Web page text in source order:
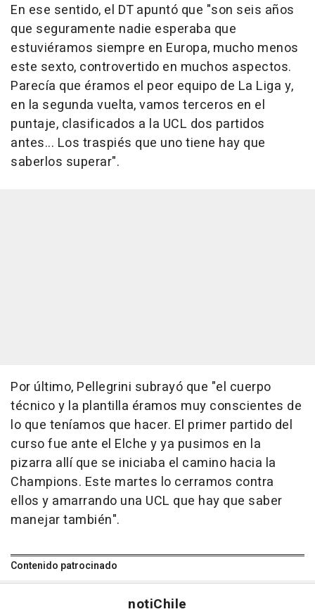
En ese sentido, el DT apuntó que "son seis años
que seguramente nadie esperaba que
estuviéramos siempre en Europa, mucho menos
este sexto, controvertido en muchos aspectos.
Parecía que éramos el peor equipo de La Liga y,
en la segunda vuelta, vamos terceros en el
puntaje, clasificados a la UCL dos partidos
antes... Los traspiés que uno tiene hay que
saberlos superar".
Por último, Pellegrini subrayó que "el cuerpo
técnico y la plantilla éramos muy conscientes de
lo que teníamos que hacer. El primer partido del
curso fue ante el Elche y ya pusimos en la
pizarra allí que se iniciaba el camino hacia la
Champions. Este martes lo cerramos contra
ellos y amarrando una UCL que hay que saber
manejar también".
Contenido patrocinado
notiChile